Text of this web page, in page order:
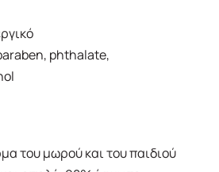
phthalate,
του μωρού και του παιδιού